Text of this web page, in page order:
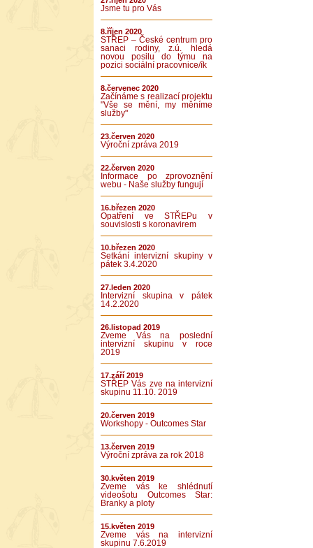
Jsme tu pro Vás
8.říjen 2020
STŘEP – České centrum pro
sanaci rodiny, z.ú. hledá
novou posilu do týmu na
pozici sociální pracovnice/ík
8.červenec 2020
Začínáme s realizací projektu
"Vše se mění, my měníme
služby"
23.červen 2020
Výroční zpráva 2019
22.červen 2020
Informace po zprovoznění
webu - Naše služby fungují
16.březen 2020
Opatření ve STŘEPu v
souvislosti s koronavirem
10.březen 2020
Setkání intervizní skupiny v
pátek 3.4.2020
27.leden 2020
Intervizní skupina v pátek
14.2.2020
26.listopad 2019
Zveme Vás na poslední
intervizní skupinu v roce
2019
17.září 2019
STŘEP Vás zve na intervizní
skupinu 11.10. 2019
20.červen 2019
Workshopy - Outcomes Star
13.červen 2019
Výroční zpráva za rok 2018
30.květen 2019
Zveme vás ke shlédnutí
videošotu Outcomes Star:
Branky a ploty
15.květen 2019
Zveme vás na intervizní
skupinu 7.6.2019